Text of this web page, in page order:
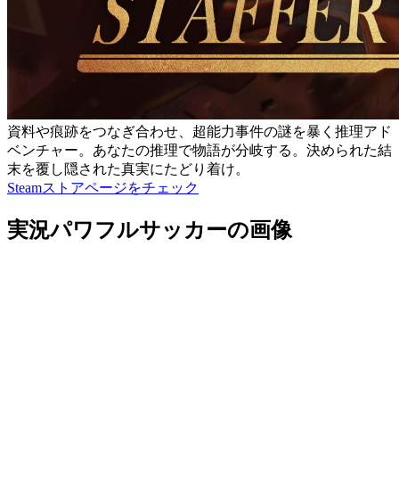
資料や痕跡をつなぎ合わせ、超能力事件の謎を暴く推理アド
ベンチャー。あなたの推理で物語が分岐する。決められた結
末を覆し隠された真実にたどり着け。
Steamストアページをチェック
実況パワフルサッカーの画像